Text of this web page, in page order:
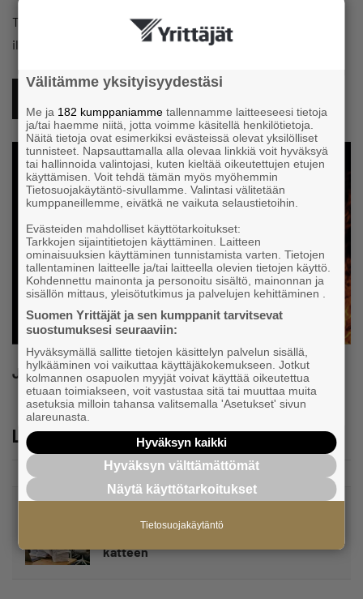
Tämä juttu on tiivistelmä 27.5. Hämeen Yrityssanomissa
ilmestyneestä artikkelista. Lue koko juttu ja lehti tästä:
Jaa
Lue lisää
katteen
Välitämme yksityisyydestäsi
Me ja 182 kumppaniamme tallennamme laitteeseesi tietoja
ja/tai haemme niitä, jotta voimme käsitellä henkilötietoja.
Näitä tietoja ovat esimerkiksi evästeissä olevat yksilölliset
tunnisteet. Napsauttamalla alla olevaa linkkiä voit hyväksyä
tai hallinnoida valintojasi, kuten kieltää oikeutettujen etujen
käyttämisen. Voit tehdä tämän myös myöhemmin
Tietosuojakäytäntö-sivullamme. Valintasi välitetään
kumppaneillemme, eivätkä ne vaikuta selaustietoihin.
Evästeiden mahdolliset käyttötarkoitukset:
Tarkkojen sijaintitietojen käyttäminen. Laitteen
ominaisuuksien käyttäminen tunnistamista varten. Tietojen
tallentaminen laitteelle ja/tai laitteella olevien tietojen käyttö.
Kohdennettu mainonta ja personoitu sisältö, mainonnan ja
sisällön mittaus, yleisötutkimus ja palvelujen kehittäminen .
Suomen Yrittäjät ja sen kumppanit tarvitsevat
suostumuksesi seuraaviin:
Hyväksymällä sallitte tietojen käsittelyn palvelun sisällä,
hylkääminen voi vaikuttaa käyttäjäkokemukseen. Jotkut
kolmannen osapuolen myyjät voivat käyttää oikeutettua
etuaan toimiakseen, voit vastustaa sitä tai muuttaa muita
asetuksia milloin tahansa valitsemalla 'Asetukset' sivun
alareunasta.
Hyväksyn kaikki
Hyväksyn välttämättömät
Näytä käyttötarkoitukset
Tietosuojakäytäntö